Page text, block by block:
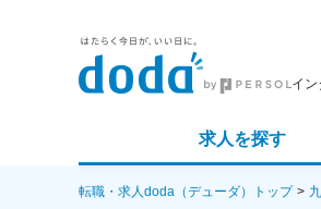
イ
求人を探す
詳細条件から探す
転職・求人doda（デューダ）トップ